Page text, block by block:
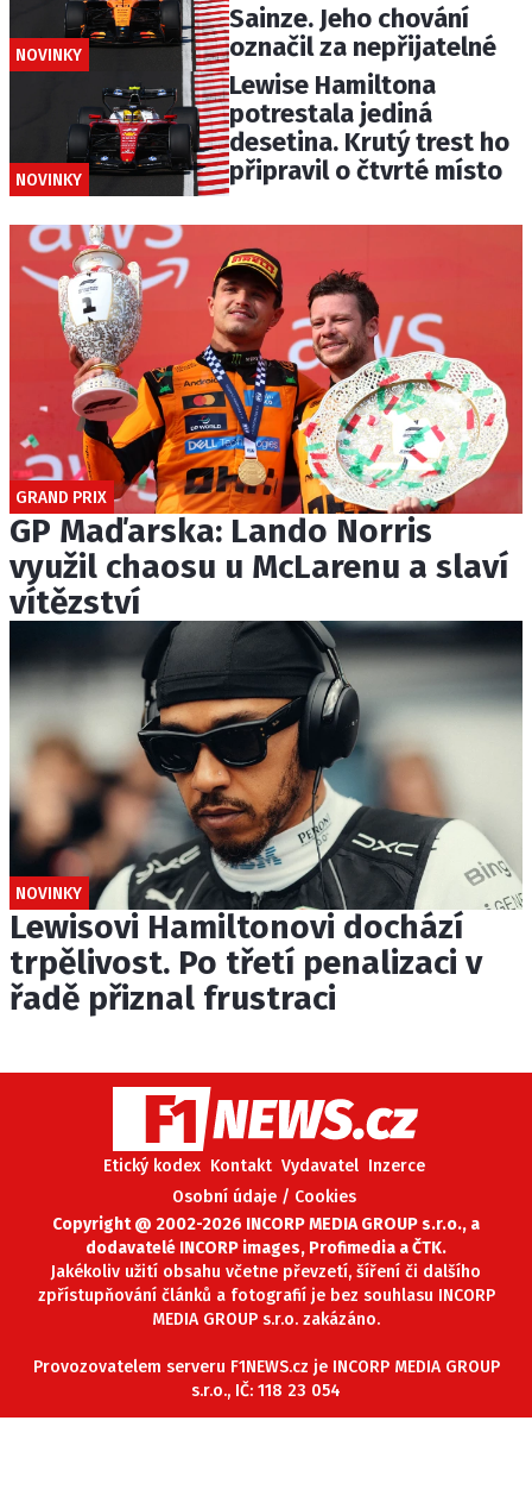
NOVINKY
Sainze. Jeho chování
označil za nepřijatelné
NOVINKY
Lewise Hamiltona
potrestala jediná
desetina. Krutý trest ho
připravil o čtvrté místo
GRAND PRIX
GP Maďarska: Lando Norris
využil chaosu u McLarenu a slaví
vítězství
NOVINKY
Lewisovi Hamiltonovi dochází
trpělivost. Po třetí penalizaci v
řadě přiznal frustraci
Etický kodex Kontakt Vydavatel Inzerce
Osobní údaje / Cookies
Copyright @ 2002-2026 INCORP MEDIA GROUP s.r.o., a
dodavatelé INCORP images, Profimedia a ČTK.
Jakékoliv užití obsahu včetne převzetí, šíření či dalšího
zpřístupňování článků a fotografií je bez souhlasu INCORP
MEDIA GROUP s.r.o. zakázáno.
Provozovatelem serveru F1NEWS.cz je INCORP MEDIA GROUP
s.r.o., IČ: 118 23 054